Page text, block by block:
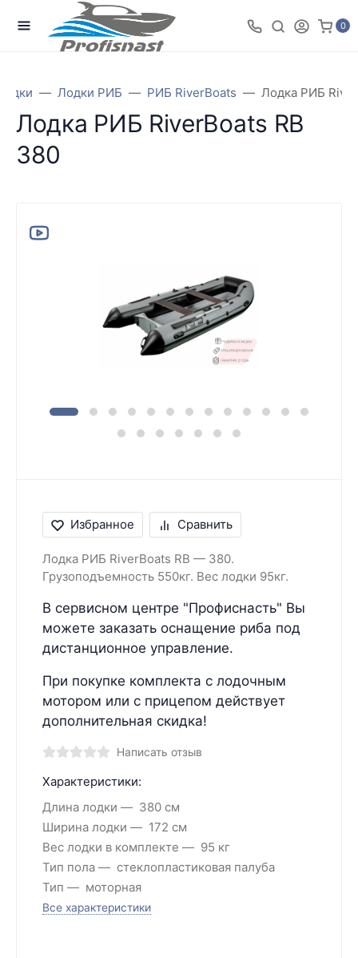
0
Лодки РИБ РИБ RiverBoats Лодка РИБ
Лодка РИБ RiverBoats RB
380
Избранное Сравнить
Лодка РИБ RiverBoats RB — 380.
Грузоподъемность 550кг. Вес лодки 95кг.
В сервисном центре "Профиснасть" Вы
можете заказать оснащение риба под
дистанционное управление.
При покупке комплекта с лодочным
мотором или с прицепом действует
дополнительная скидка!
Написать отзыв
Характеристики:
Длина лодки
380 см
Ширина лодки
172 см
Вес лодки в комплекте
95 кг
Тип пола
стеклопластиковая палуба
Тип
моторная
Все характеристики